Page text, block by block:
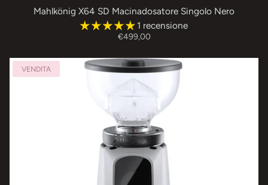
Mahlkönig X64 SD Macinadosatore Singolo Nero
1 recensione
€499,00
VENDITA